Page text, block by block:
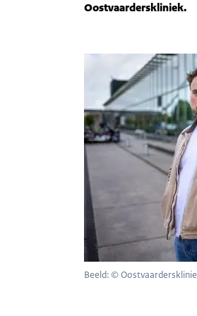
Oostvaarderskliniek.
Beeld: ©